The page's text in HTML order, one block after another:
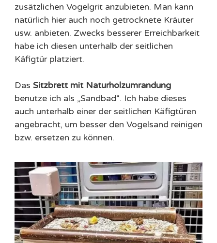
zusätzlichen Vogelgrit anzubieten. Man kann
natürlich hier auch noch getrocknete Kräuter
usw. anbieten. Zwecks besserer Erreichbarkeit
habe ich diesen unterhalb der seitlichen
Käfigtür platziert.
Das Sitzbrett mit Naturholzumrandung
benutze ich als „Sandbad“. Ich habe dieses
auch unterhalb einer der seitlichen Käfigtüren
angebracht, um besser den Vogelsand reinigen
bzw. ersetzen zu können.